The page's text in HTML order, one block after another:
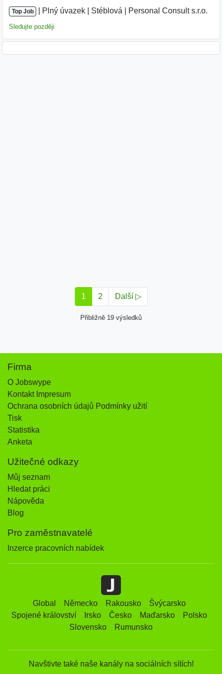
Top Job Plný úvazek Stéblová Personal Consult s.r.o.
Sledujte později
1 2 Další ▷
Přibližně 19 výsledků
Firma
O Jobswype
Kontakt Impresum
Ochrana osobních údajů Podmínky užití
Tisk
Statistika
Anketa
Užitečné odkazy
Můj seznam
Hledat práci
Nápověda
Blog
Pro zaměstnavatelé
Inzerce pracovních nabídek
Global Německo Rakousko
Švýcarsko
Spojené království
Irsko Česko Maďarsko
Polsko
Slovensko
Rumunsko
Navštivte také naše kanály na sociálních sítích!